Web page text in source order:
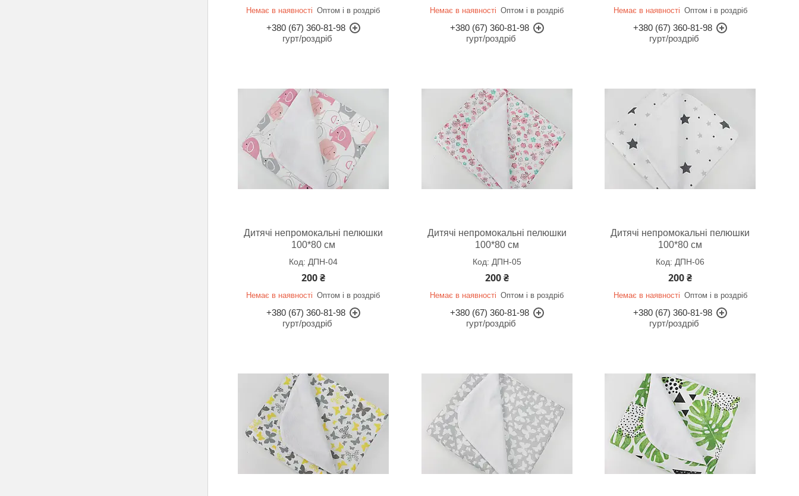
Немає в наявності Оптом і в роздріб
+380 (67) 360-81-98
гурт/роздріб
Немає в наявності Оптом і в роздріб
+380 (67) 360-81-98
гурт/роздріб
Немає в наявності Оптом і в роздріб
+380 (67) 360-81-98
гурт/роздріб
Дитячі непромокальні пелюшки
100*80 см
ДПН-04
200 ₴
Немає в наявності Оптом і в роздріб
+380 (67) 360-81-98
гурт/роздріб
Дитячі непромокальні пелюшки
100*80 см
ДПН-05
200 ₴
Немає в наявності Оптом і в роздріб
+380 (67) 360-81-98
гурт/роздріб
Дитячі непромокальні пелюшки
100*80 см
ДПН-06
200 ₴
Немає в наявності Оптом і в роздріб
+380 (67) 360-81-98
гурт/роздріб